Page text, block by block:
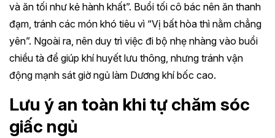
và ăn tối như kẻ hành khất”. Buổi tối cô bác nên ăn thanh
đạm, tránh các món khó tiêu vì “Vị bất hòa thì nằm chẳng
yên”. Ngoài ra, nên duy trì việc đi bộ nhẹ nhàng vào buổi
chiều tà để giúp khí huyết lưu thông, nhưng tránh vận
động mạnh sát giờ ngủ làm Dương khí bốc cao.
Lưu ý an toàn khi tự chăm sóc
giấc ngủ